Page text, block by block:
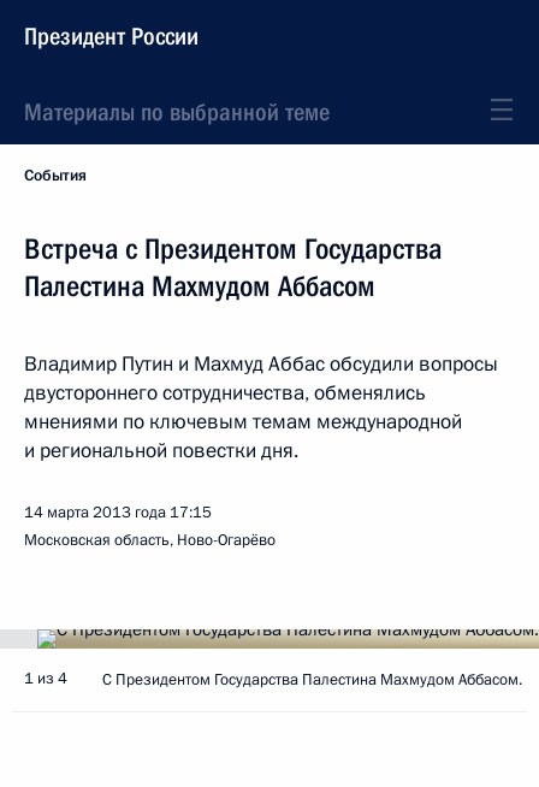
Президент России
Материалы по выбранной теме
События
Встреча с Президентом Государства
Палестина Махмудом Аббасом
Владимир Путин и Махмуд Аббас обсудили вопросы
двустороннего сотрудничества, обменялись
мнениями по ключевым темам международной
и региональной повестки дня.
14 марта 2013 года 17:15
Московская область, Ново-Огарёво
1 из 4 С Президентом Государства Палестина Махмудом Аббасом.